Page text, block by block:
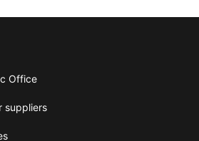
Office
suppliers